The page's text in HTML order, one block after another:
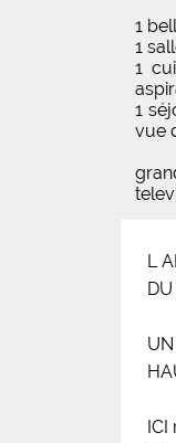
1
1
1
1
vue
L
ICI